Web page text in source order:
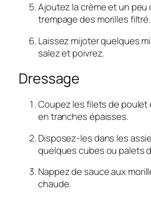
Ajoutez la crème et un peu
trempage des morilles filtré.
Laissez mijoter quelques
salez et poivrez.
Dressage
Coupez les filets de poulet
en tranches épaisses.
Disposez-les dans les
quelques cubes ou palets
Nappez de sauce aux
chaude.